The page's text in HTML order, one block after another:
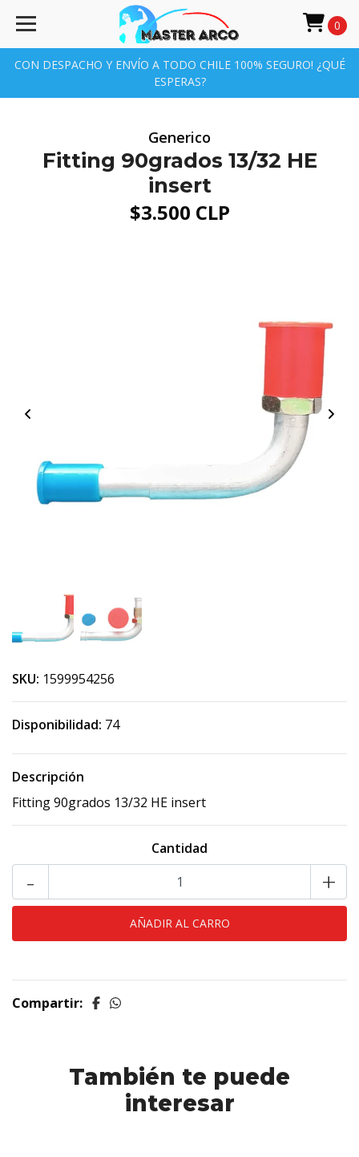
CON DESPACHO Y ENVÍO A TODO CHILE 100% SEGURO! ¿QUÉ
ESPERAS?
0
Generico
Fitting 90grados 13/32 HE
insert
$3.500 CLP
SKU: 1599954256
Disponibilidad: 74
Descripción
Fitting 90grados 13/32 HE insert
Cantidad
- +
Compartir:
También te puede
interesar